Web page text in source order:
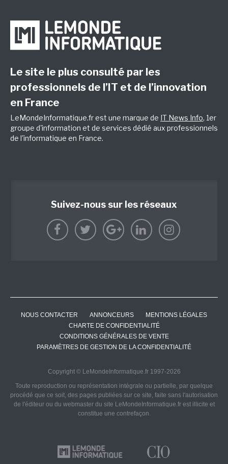
Le site le plus consulté par les
professionnels de l’IT et de l’innovation
en France
LeMondeInformatique.fr est une marque de IT News Info, 1er
groupe d'information et de services dédié aux professionnels
de l'informatique en France.
Suivez-nous sur les réseaux
NOUS CONTACTER ANNONCEURS
MENTIONS LÉGALES
CHARTE DE CONFIDENTIALITÉ
CONDITIONS GÉNÉRALES DE VENTE
PARAMÈTRES DE GESTION DE LA CONFIDENTIALITÉ
Copyright © LeMondeInformatique.fr 1997-2026
Toute reproduction ou représentation intégrale ou partielle, par quelque
procédé que ce soit, des pages publiées sur ce site, faite sans l'autorisation
de l'éditeur ou du webmaster du site LeMondeInformatique.fr est illicite et
constitue une contrefaçon.